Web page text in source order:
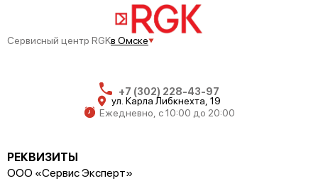
Сервисный центр RGKв Омске
+7 (302) 228-43-97
ул. Карла Либкнехта, 19
Ежедневно, с 10:00 до 20:00
РЕКВИЗИТЫ
ООО «Сервис Эксперт»